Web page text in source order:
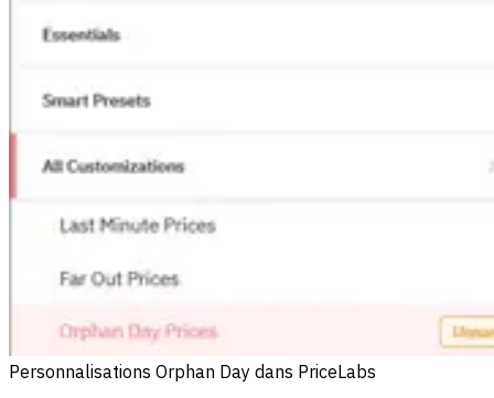
Personnalisations Orphan Day dans PriceLabs